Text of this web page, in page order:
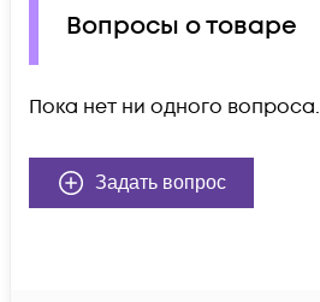
Вопросы о товаре
Пока нет ни одного вопроса.
Задать вопрос